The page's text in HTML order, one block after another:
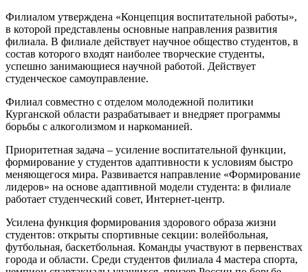
Филиалом утверждена «Концепция воспитательной работы»,
в которой представлены основные направления развития
филиала. В филиале действует научное общество студентов, в
состав которого входят наиболее творческие студенты,
успешно занимающиеся научной работой. Действует
студенческое самоуправление.
Филиал совместно с отделом молодежной политики
Курганской области разрабатывает и внедряет программы
борьбы с алкоголизмом и наркоманией.
Приоритетная задача – усиление воспитательной функции,
формирование у студентов адаптивности к условиям быстро
меняющегося мира. Развивается направление «Формирование
лидеров» на основе адаптивной модели студента: в филиале
работает студенческий совет, Интернет-центр.
Усилена функция формирования здорового образа жизни
студентов: открыты спортивные секции: волейбольная,
футбольная, баскетбольная. Команды участвуют в первенствах
города и области. Среди студентов филиала 4 мастера спорта,